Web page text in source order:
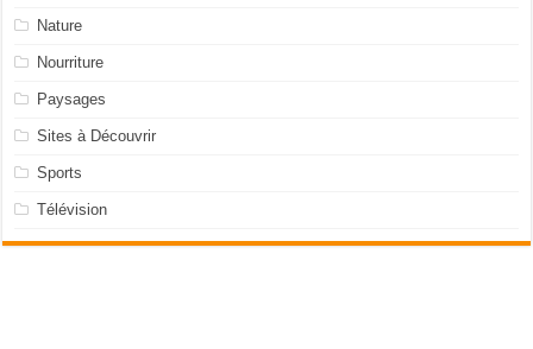
Nature
Nourriture
Paysages
Sites à Découvrir
Sports
Télévision